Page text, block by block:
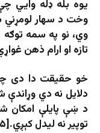
یوه بله ډله وايي
وخت د سهار
وي، نو په سمه
تازه او ارام ذهن
خو حقیقت دا دی چې
دلایل نه دي
د ښې پایلې امکان
توپیر نه لیدل کېږي.[۵]